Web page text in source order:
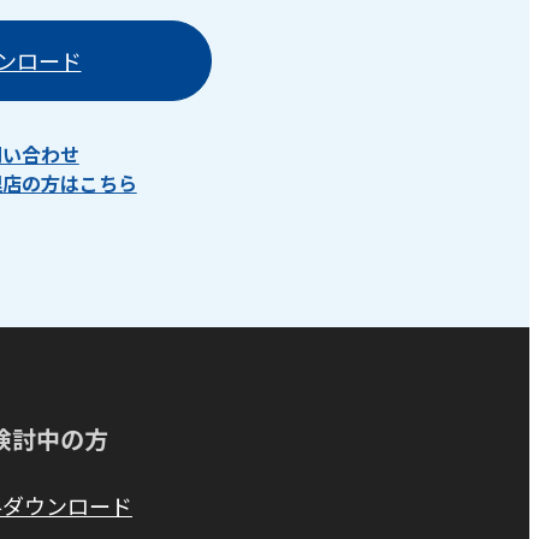
ロード
合わせ
の方はこちら
討中の方
ウンロード